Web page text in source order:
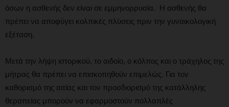
όσων η ασθενής δεν είναι σε εμμηνορρυσία. Η ασθενής θα
πρέπει να αποφύγει κολπικές πλύσεις πριν την γυναικολογική
εξέταση.
Μετά την λήψη ιστορικού, το αιδοίο, ο κόλπος και ο τράχηλος της
μήτρας θα πρέπει να επισκοπηθούν επιμελώς. Για τον
καθορισμό της αιτίας και τον προσδιορισμό της κατάλληλης
θεραπείας μπορούν να εφαρμοστούν πολλαπλές